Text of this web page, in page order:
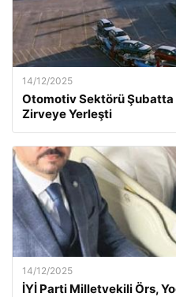
14/12/2025
Otomotiv Sektörü
Zirveye Yerleşti
14/12/2025
İYİ Parti Milletvekili Örs,